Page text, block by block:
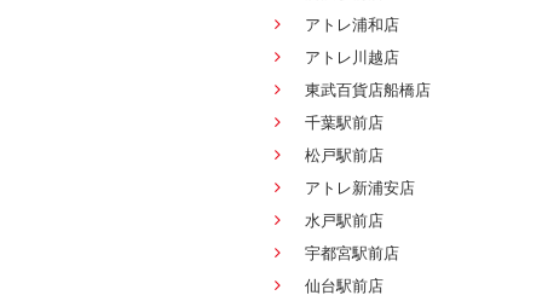
アトレ浦和店
アトレ川越店
東武百貨店船橋店
千葉駅前店
松戸駅前店
アトレ新浦安店
水戸駅前店
宇都宮駅前店
仙台駅前店